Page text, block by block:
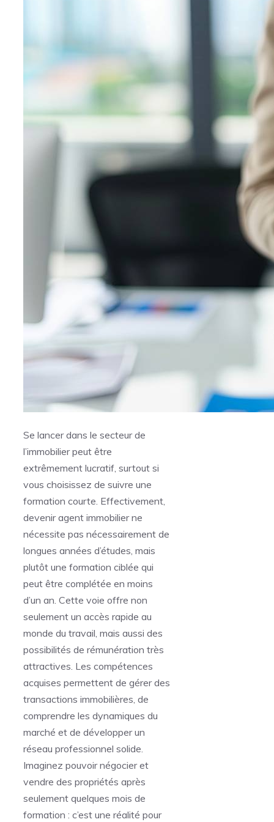
Se lancer dans le secteur de
l’immobilier peut être
extrêmement lucratif, surtout si
vous choisissez de suivre une
formation courte. Effectivement,
devenir agent immobilier ne
nécessite pas nécessairement de
longues années d’études, mais
plutôt une formation ciblée qui
peut être complétée en moins
d’un an. Cette voie offre non
seulement un accès rapide au
monde du travail, mais aussi des
possibilités de rémunération très
attractives. Les compétences
acquises permettent de gérer des
transactions immobilières, de
comprendre les dynamiques du
marché et de développer un
réseau professionnel solide.
Imaginez pouvoir négocier et
vendre des propriétés après
seulement quelques mois de
formation : c’est une réalité pour